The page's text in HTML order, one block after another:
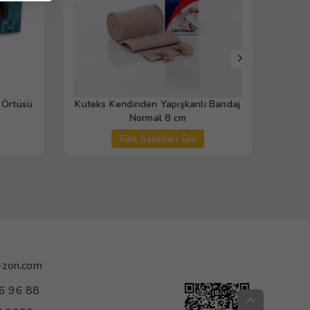
Kuteks Kendinden Yapışkanlı Bandaj
Normal 8 cm
Tüm Satıcıları Gör
96 88